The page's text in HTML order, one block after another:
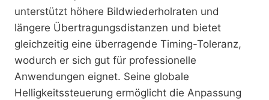
unterstützt höhere Bildwiederholraten und
längere Übertragungsdistanzen und bietet
gleichzeitig eine überragende Timing-Toleranz,
wodurch er sich gut für professionelle
Anwendungen eignet. Seine globale
Helligkeitssteuerung ermöglicht die Anpassung